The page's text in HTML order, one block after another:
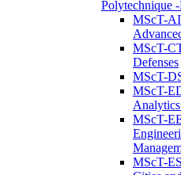
Polytechnique
MScT-
MScT-
Defenses
MScT-
MScT-
MScT-
MScT-